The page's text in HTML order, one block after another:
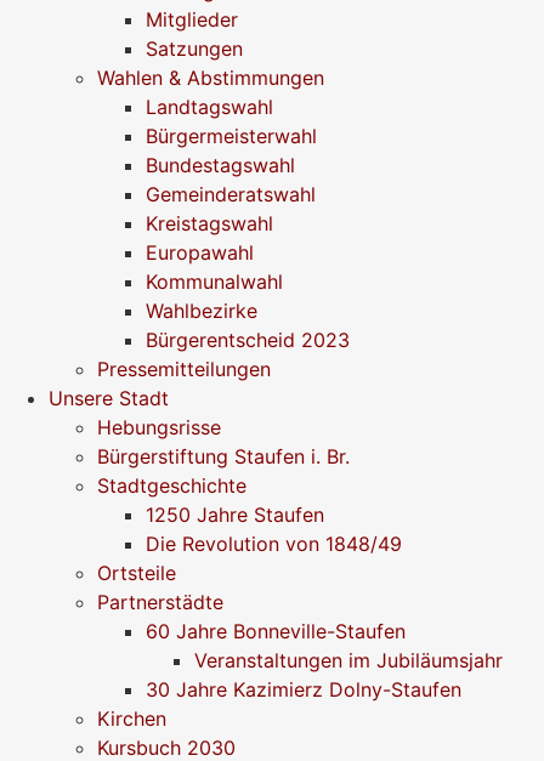
Mitglieder
Satzungen
Wahlen & Abstimmungen
Landtagswahl
Bürgermeisterwahl
Bundestagswahl
Gemeinderatswahl
Kreistagswahl
Europawahl
Kommunalwahl
Wahlbezirke
Bürgerentscheid 2023
Pressemitteilungen
Unsere Stadt
Hebungsrisse
Bürgerstiftung Staufen i. Br.
Stadtgeschichte
1250 Jahre Staufen
Die Revolution von 1848/49
Ortsteile
Partnerstädte
60 Jahre Bonneville-Staufen
Veranstaltungen im Jubiläumsjahr
30 Jahre Kazimierz Dolny-Staufen
Kirchen
Kursbuch 2030